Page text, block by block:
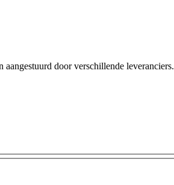
door verschillende leveranciers.